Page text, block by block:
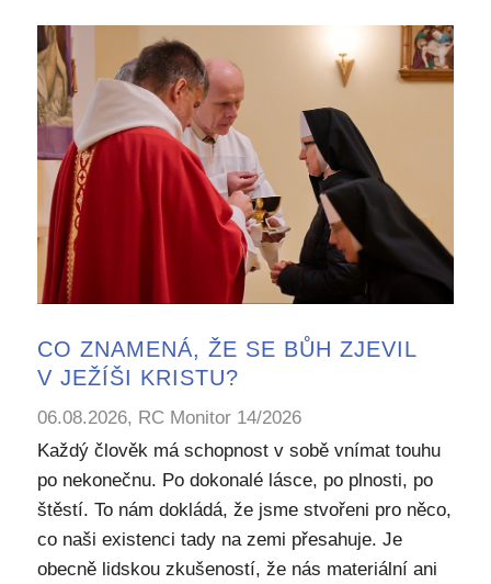
CO ZNAMENÁ, ŽE SE BŮH ZJEVIL
V JEŽÍŠI KRISTU?
06.08.2026, RC Monitor 14/2026
Každý člověk má schopnost v sobě vnímat touhu
po nekonečnu. Po dokonalé lásce, po plnosti, po
štěstí. To nám dokládá, že jsme stvořeni pro něco,
co naši existenci tady na zemi přesahuje. Je
obecně lidskou zkušeností, že nás materiální ani